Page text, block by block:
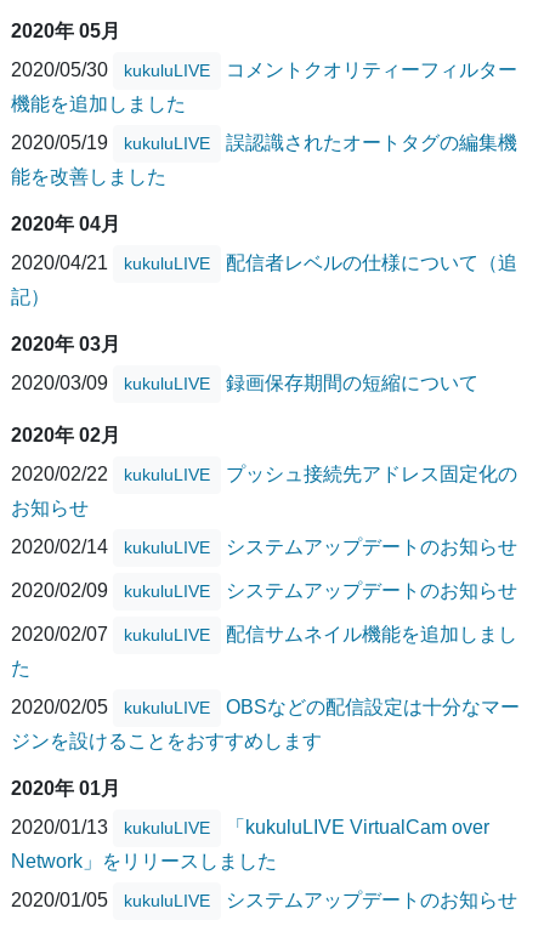
2020年 05月
2020/05/30
kukuluLIVE
コメントクオリティーフィルター
機能を追加しました
2020/05/19
kukuluLIVE
誤認識されたオートタグの編集機
能を改善しました
2020年 04月
2020/04/21
kukuluLIVE
配信者レベルの仕様について（追
記）
2020年 03月
2020/03/09
kukuluLIVE 録画保存期間の短縮について
2020年 02月
2020/02/22
kukuluLIVE
プッシュ接続先アドレス固定化の
お知らせ
2020/02/14
kukuluLIVE システムアップデートのお知らせ
2020/02/09 kukuluLIVE システムアップデートのお知らせ
2020/02/07 kukuluLIVE
配信サムネイル機能を追加しまし
た
2020/02/05
kukuluLIVE
OBSなどの配信設定は十分なマー
ジンを設けることをおすすめします
2020年 01月
2020/01/13
kukuluLIVE
「kukuluLIVE VirtualCam over
Network」をリリースしました
2020/01/05
kukuluLIVE システムアップデートのお知らせ